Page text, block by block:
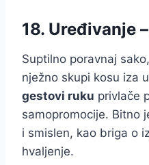
18. Uređivanje –
Suptilno poravnaj
nježno skupi kosu iza
gestovi ruku privlače
samopromocije. Bitno
i smislen, kao briga o
hvaljenje.